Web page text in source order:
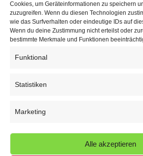
Cookies, um Geräteinformationen zu speichern
zuzugreifen. Wenn du diesen Technologien
wie das Surfverhalten oder eindeutige IDs auf
Wenn du deine Zustimmung nicht erteilst oder
bestimmte Merkmale und Funktionen
Funktional
Statistiken
Marketing
Alle akzeptieren
Veranstaltungen
Höffner Run
Schnuppertag
Kindersportfest